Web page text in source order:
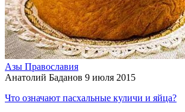
Азы Православия
Анатолий Баданов 9 июля 2015
Что означают пасхальные куличи и яйца?